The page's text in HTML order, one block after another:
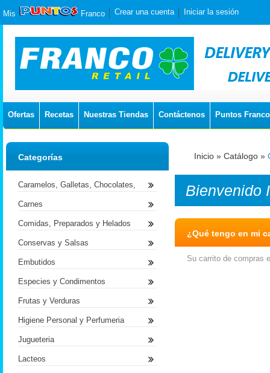
Mis Franco Crear una cuenta Iniciar la sesión
Ofertas Recetas Nuestras Tiendas Contáctenos Puntos Franco
Inicio » Catálogo »
Bienvenido
¿Qué tengo en mi
Su carrito de compras
Categorías
Caramelos, Galletas, Chocolates,
Carnes
Comidas, Preparados y Helados
Conservas y Salsas
Embutidos
Especies y Condimentos
Frutas y Verduras
Higiene Personal y Perfumeria
Jugueteria
Lacteos